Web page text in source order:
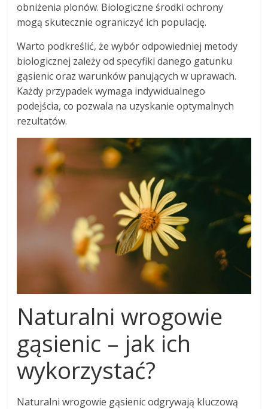
obniżenia plonów. Biologiczne środki ochrony
mogą skutecznie ograniczyć ich populację.
Warto podkreślić, że wybór odpowiedniej metody
biologicznej zależy od specyfiki danego gatunku
gąsienic oraz warunków panujących w uprawach.
Każdy przypadek wymaga indywidualnego
podejścia, co pozwala na uzyskanie optymalnych
rezultatów.
Naturalni wrogowie
gąsienic – jak ich
wykorzystać?
Naturalni wrogowie gąsienic odgrywają kluczową